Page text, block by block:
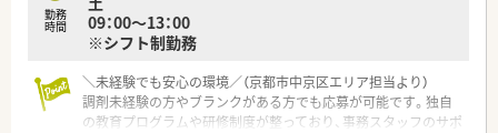
制度も充実しています。
■ホワイト500・えるぼし最高評価など、外部機関からの評価も
勤務
時間
09：00～13：00
※シフト制勤務
＼未経験でも安心の環境／（京都市中京区エリア担当より）
調剤未経験の方やブランクがある方でも応募が可能です。独自
の教育プログラムや研修制度が整っており、事務スタッフのサポ